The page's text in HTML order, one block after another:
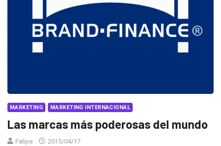
MARKETING MARKETING INTERNACIONAL
Las marcas más poderosas del mundo
Felipe 2015/04/17